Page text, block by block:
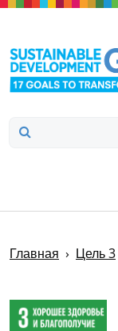
Поиск
Главная Цель 3